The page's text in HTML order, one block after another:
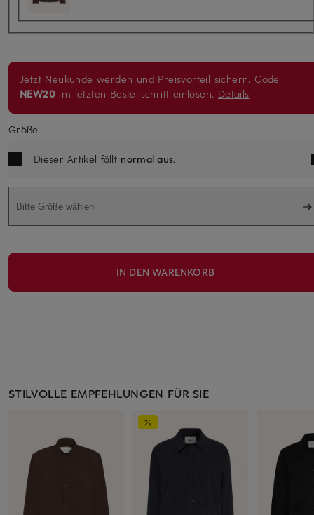
Jetzt Neukunde werden und Preisvorteil sichern. Code
NEW20 im letzten Bestellschritt einlösen. Details
Größe
Dieser Artikel fällt normal aus.
Bitte Größe wählen
IN DEN WARENKORB
STILVOLLE EMPFEHLUNGEN FÜR SIE